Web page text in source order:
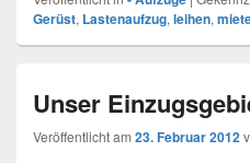
Gerüst, Lastenaufzug, leihen,
Unser
Veröffentlicht am 23. Februar 2012